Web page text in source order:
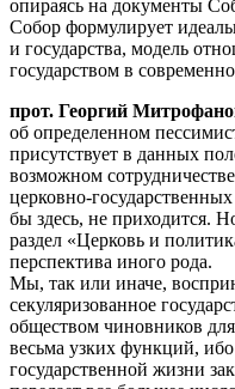
опираясь на документы
Собор формулирует
и государства, модель
государством в
прот. Георгий
об определенном
присутствует в данных
возможном
церковно-
бы здесь, не приходится.
раздел «Церковь и
перспектива иного рода.
Мы, так или иначе,
секуляризованное
обществом чиновников
весьма узких функций,
государственной жизни